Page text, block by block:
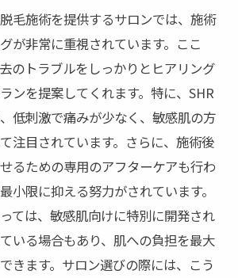
毛施術を提供するサロンでは、施術
が非常に重視されています。ここ
のトラブルをしっかりとヒアリング
ンを提案してくれます。特に、SHR
低刺激で痛みが少なく、敏感肌の方
注目されています。さらに、施術後
るための専用のアフターケアも行わ
小限に抑える努力がされています。
ては、敏感肌向けに特別に開発され
いる場合もあり、肌への負担を最大
きます。サロン選びの際には、こう